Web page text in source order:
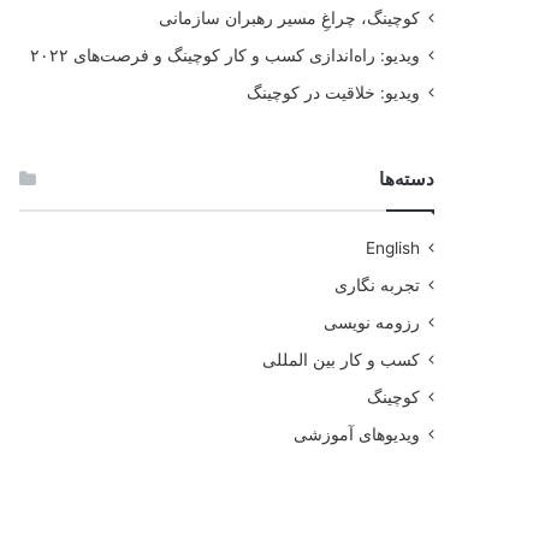
کوچینگ، چراغِ مسیر رهبران سازمانی
ویدیو: راه‌اندازی کسب و کار کوچینگ و فرصت‌های ۲۰۲۲
ویدیو: خلاقیت در کوچینگ
دسته‌ها
English
تجربه نگاری
رزومه نویسی
کسب و کار بین المللی
کوچینگ
ویدیوهای آموزشی